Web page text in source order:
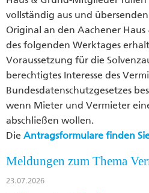
vollständig aus und
Original an den Aachener
des folgenden Werktages
Voraussetzung für die
berechtigtes Interesse des
Bundesdatenschutzgesetzes
wenn Mieter und Vermieter
abschließen wollen.
Die Antragsformulare finden
Meldungen zum Thema
23.07.2026